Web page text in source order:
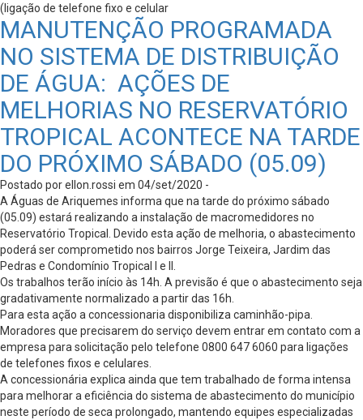
(ligação de telefone fixo e celular
MANUTENÇÃO PROGRAMADA
NO SISTEMA DE DISTRIBUIÇÃO
DE ÁGUA: AÇÕES DE
MELHORIAS NO RESERVATÓRIO
TROPICAL ACONTECE NA TARDE
DO PRÓXIMO SÁBADO (05.09)
Postado por ellon.rossi em 04/set/2020 -
A Águas de Ariquemes informa que na tarde do próximo sábado
(05.09) estará realizando a instalação de macromedidores no
Reservatório Tropical. Devido esta ação de melhoria, o abastecimento
poderá ser comprometido nos bairros Jorge Teixeira, Jardim das
Pedras e Condomínio Tropical I e II.
Os trabalhos terão início às 14h. A previsão é que o abastecimento seja
gradativamente normalizado a partir das 16h.
Para esta ação a concessionaria disponibiliza caminhão-pipa.
Moradores que precisarem do serviço devem entrar em contato com a
empresa para solicitação pelo telefone 0800 647 6060 para ligações
de telefones fixos e celulares.
A concessionária explica ainda que tem trabalhado de forma intensa
para melhorar a eficiência do sistema de abastecimento do município
neste período de seca prolongado, mantendo equipes especializadas